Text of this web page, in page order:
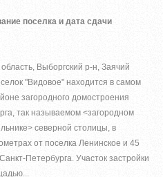
поселка и дата сдачи
Выборгский р-н, Заячий
"Видовое" находится в самом
загородного домостроения
так называемом <загородном
северной столицы, в
от поселка Ленинское и 45
Петербурга. Участок застройки